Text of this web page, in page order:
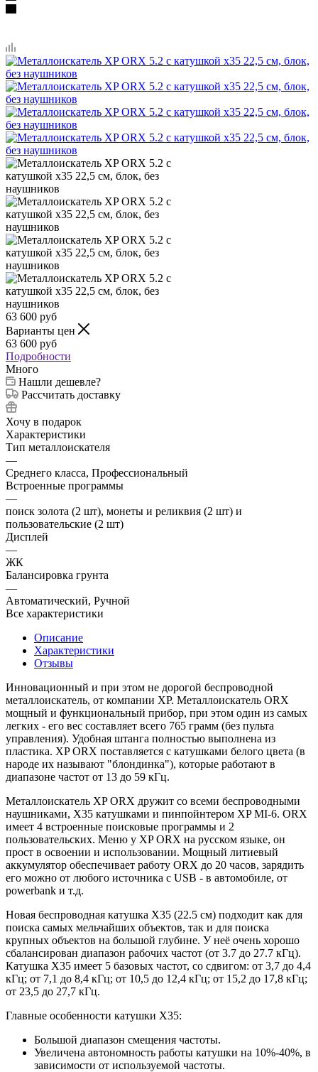
63 600 руб
Варианты цен
63 600 руб
Подробности
Много
Нашли дешевле?
Рассчитать доставку
Хочу в подарок
Характеристики
Тип металлоискателя
—
Среднего класса, Профессиональный
Встроенные программы
—
поиск золота (2 шт), монеты и реликвия (2 шт) и
пользовательские (2 шт)
Дисплей
—
ЖК
Балансировка грунта
—
Автоматический, Ручной
Все характеристики
Описание
Характеристики
Отзывы
Инновационный и при этом не дорогой беспроводной
металлоискатель, от компании XP. Металлоискатель ORX
мощный и функциональный прибор, при этом один из самых
легких - его вес составляет всего 765 грамм (без пульта
управления). Удобная штанга полностью выполнена из
пластика. XP ORX поставляется с катушками белого цвета (в
народе их называют "блондинка"), которые работают в
диапазоне частот от 13 до 59 кГц.
Металлоискатель XP ORX дружит со всеми беспроводными
наушниками, Х35 катушками и пинпойнтером XP MI-6. ORX
имеет 4 встроенные поисковые программы и 2
пользовательских. Меню у XP ORX на русском языке, он
прост в освоении и использовании. Мощный литиевый
аккумулятор обеспечивает работу ORX до 20 часов, зарядить
его можно от любого источника с USB - в автомобиле, от
powerbank и т.д.
Новая беспроводная катушка Х35 (22.5 см) подходит как для
поиска самых мельчайших объектов, так и для поиска
крупных объектов на большой глубине. У неё очень хорошо
сбалансирован диапазон рабочих частот (от 3.7 до 27.7 кГц).
Катушка Х35 имеет 5 базовых частот, со сдвигом: от 3,7 до 4,4
кГц; от 7,1 до 8,4 кГц; от 10,5 до 12,4 кГц; от 15,2 до 17,8 кГц;
от 23,5 до 27,7 кГц.
Главные особенности катушки Х35:
Большой диапазон смещения частоты.
Увеличена автономность работы катушки на 10%-40%, в
зависимости от используемой частоты.